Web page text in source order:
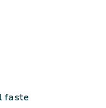
faste